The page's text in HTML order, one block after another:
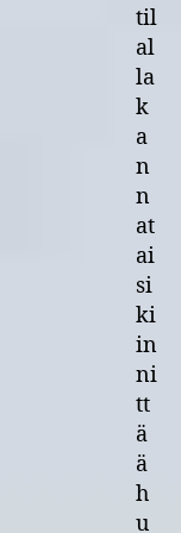
til
al
la
k
a
n
n
at
ai
si
ki
in
ni
tt
ä
ä
h
u